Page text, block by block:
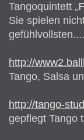
Tangoquintett „
Sie spielen
gefühlvollsten....
http://
Tango, Salsa
http://tango-
gepflegt Tango